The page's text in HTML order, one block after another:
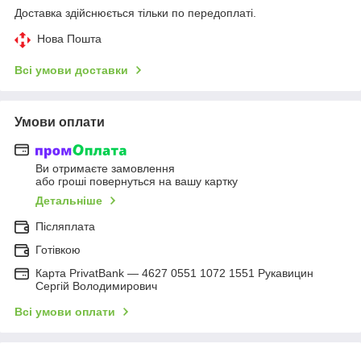
Доставка здійснюється тільки по передоплаті.
Нова Пошта
Всі умови доставки
Умови оплати
Ви отримаєте замовлення
або гроші повернуться на вашу картку
Детальніше
Післяплата
Готівкою
Карта PrivatBank — 4627 0551 1072 1551 Рукавицин
Сергій Володимирович
Всі умови оплати